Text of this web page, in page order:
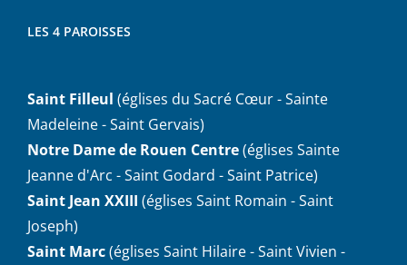
LES 4 PAROISSES
Saint Filleul (églises du Sacré Cœur - Sainte
Madeleine - Saint Gervais)
Notre Dame de Rouen Centre(églises Sainte
Jeanne d'Arc - Saint Godard - Saint Patrice)
Saint Jean XXIII (églises Saint Romain - Saint
Joseph)
Saint Marc(églises Saint Hilaire - Saint Vivien -